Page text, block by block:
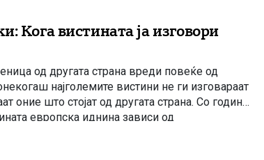
Кога вистината ја изговори
од другата страна вреди повеќе од
најголемите вистини не ги изговараат
оние што стојат од другата страна. Со години
европска иднина зависи од
Бугарија. Прво беше Договорот за